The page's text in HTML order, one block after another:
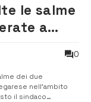
le salme
a
0
dei due
nell’ambito
il sindaco